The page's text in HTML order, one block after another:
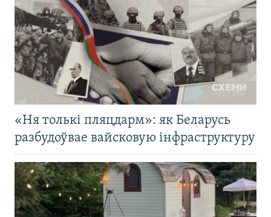
«Ня толькі пляцдарм»: як Беларусь
разбудоўвае вайсковую інфраструктуру